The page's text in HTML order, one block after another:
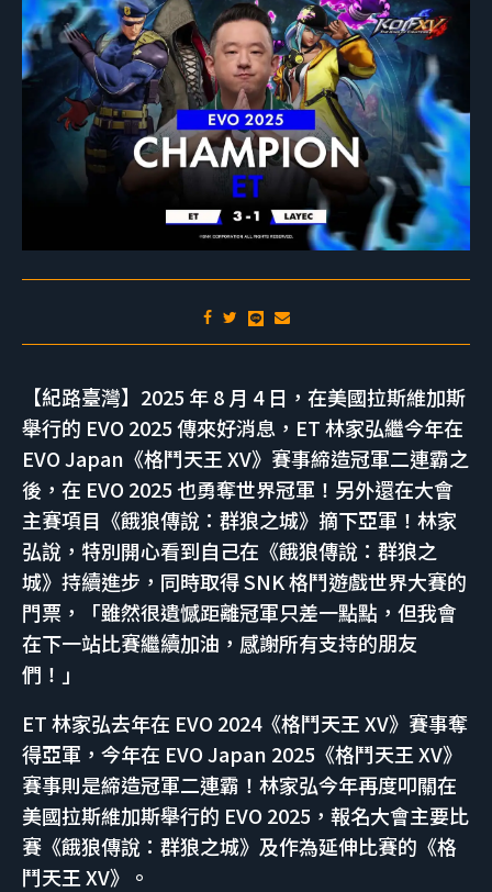
【紀路臺灣】2025 年 8 月 4 日，在美國拉斯維加斯
舉行的 EVO 2025 傳來好消息，ET 林家弘繼今年在
EVO Japan《格鬥天王 XV》賽事締造冠軍二連霸之
後，在 EVO 2025 也勇奪世界冠軍！另外還在大會
主賽項目《餓狼傳說：群狼之城》摘下亞軍！林家
弘說，特別開心看到自己在《餓狼傳說：群狼之
城》持續進步，同時取得 SNK 格鬥遊戲世界大賽的
門票，「雖然很遺憾距離冠軍只差一點點，但我會
在下一站比賽繼續加油，感謝所有支持的朋友
們！」
ET 林家弘去年在 EVO 2024《格鬥天王 XV》賽事奪
得亞軍，今年在 EVO Japan 2025《格鬥天王 XV》
賽事則是締造冠軍二連霸！林家弘今年再度叩關在
美國拉斯維加斯舉行的 EVO 2025，報名大會主要比
賽《餓狼傳說：群狼之城》及作為延伸比賽的《格
鬥天王 XV》。